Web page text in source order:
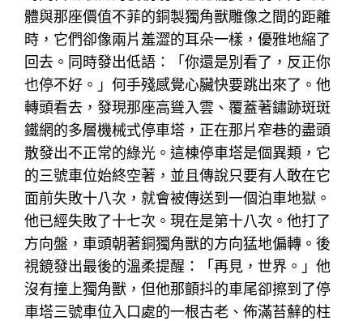
體與那座價值不菲的銅製獨角獸雕像之間的距離
時，它們卻像兩片羞澀的耳朵一樣，優雅地縮了
回去。同時發出低語：「你還是別看了，反正你
也停不好。」何手殘感覺心臟快要跳出來了。他
轉頭看去，發現那座高聳入雲、覆蓋著鏽跡斑斑
鐵網的多層機械式停車塔，正在那片窄巷的盡頭
散發出不正常的綠光。這棟停車塔是個異類，它
的三號車位始終空著，並且傳說只要有人敢在它
面前失敗十八次，就會被傳送到一個泊車地獄。
他已經失敗了十七次。現在是第十八次。他打了
方向盤，車頭朝著銅獨角獸的方向猛地偏轉。後
視鏡發出最後的溫柔提醒：「再見，世界。」他
沒有撞上獨角獸，但他那顫抖的車尾卻擦到了停
車塔三號車位入口處的一根古老、佈滿苔蘚的柱